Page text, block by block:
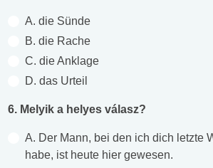
A. die Sünde
B. die Rache
C. die Anklage
D. das Urteil
6. Melyik a helyes válasz?
A. Der Mann, bei den ich dich letzte
habe, ist heute hier gewesen.